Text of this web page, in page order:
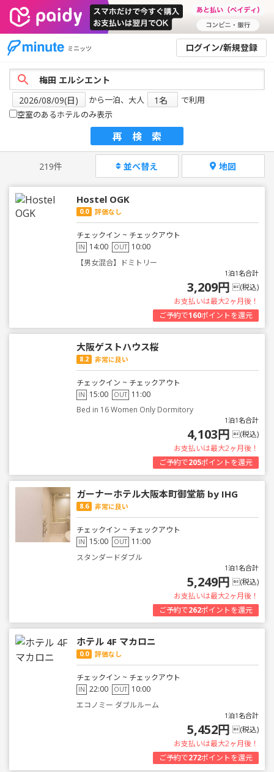
ミニッツ ログイン/新規登録
から一泊、大人
で利用
空室のあるホテルのみ表示
再検索
219件 並べ替え 地図
Hostel OGK
0.0 評価なし
チェックイン ~ チェックアウト
IN 14:00 OUT 10:00
【男女混合】ドミトリー
1泊1名合計
3,209円 (税込)
お支払いは最大2ヶ月後！
ご予約で160ポイントを還元
大阪ゲストハウス桜
8.2 非常に良い
チェックイン ~ チェックアウト
IN 15:00 OUT 11:00
Bed in 16 Women Only Dormitory
1泊1名合計
4,103円 (税込)
お支払いは最大2ヶ月後！
ご予約で205ポイントを還元
ガーナーホテル大阪本町御堂筋 by IHG
8.6 非常に良い
チェックイン ~ チェックアウト
IN 15:00 OUT 11:00
スタンダードダブル
1泊1名合計
5,249円 (税込)
お支払いは最大2ヶ月後！
ご予約で262ポイントを還元
ホテル 4F マカロニ
0.0 評価なし
チェックイン ~ チェックアウト
IN 22:00 OUT 10:00
エコノミー ダブルルーム
1泊1名合計
5,452円 (税込)
お支払いは最大2ヶ月後！
ご予約で272ポイントを還元